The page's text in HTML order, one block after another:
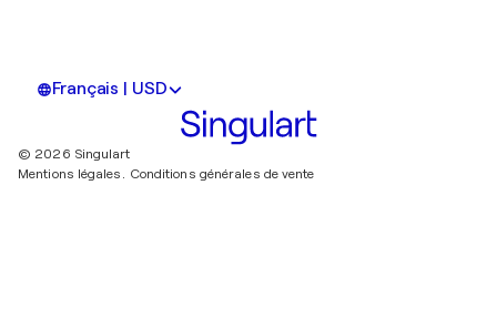
Français | USD
© 2026 Singulart
Mentions légales. Conditions générales de vente